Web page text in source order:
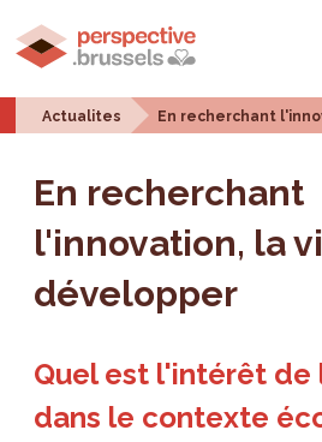
Actualites En recherchant
En recherchant
l'innovation, la
développer
Quel est l'intérêt de
dans le contexte